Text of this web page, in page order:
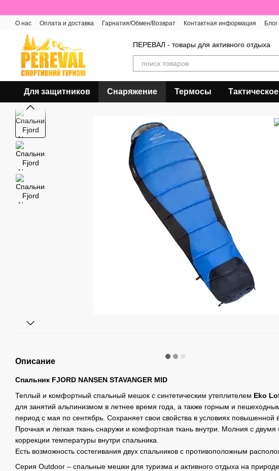
О нас Оплата и доставка Гарнатия/Обмен/Возврат Контактная информация Блог
Отзывы о магазине
ПЕРЕВАЛ - товары для активного отдыха
Для защитников Снаряжение Термосы
Описание
Спальник FJORD NANSEN STAVANGER MID
Теплый и комфортный спальный мешок с синтетическим утеплителем Eko
для занятий альпинизмом в летнее время года, а также горным и
период с мая по сентябрь. Сохраняет свои свойства в условиях повышенной
Прочная и легкая ткань снаружи и комфортная ткань внутри. Молния с двумя
коррекции температуры внутри спальника.
Есть возможность состегивания двух спальников с противоположным
Серия Outdoor – спальные мешки для туризма и активного отдыха на природе.